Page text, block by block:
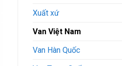
Xuất xứ
Van Việt Nam
Van Hàn Quốc